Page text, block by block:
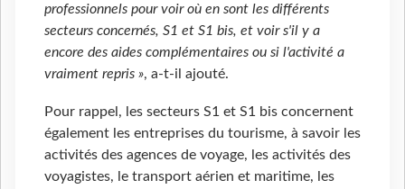
professionnels pour voir où en sont les différents
secteurs concernés, S1 et S1 bis, et voir s'il y a
encore des aides complémentaires ou si l'activité a
vraiment repris », a-t-il ajouté.
Pour rappel, les secteurs S1 et S1 bis concernent
également les entreprises du tourisme, à savoir les
activités des agences de voyage, les activités des
voyagistes, le transport aérien et maritime, les